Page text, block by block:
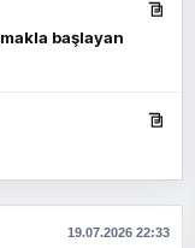
başlayan
19.07.2026 22:33